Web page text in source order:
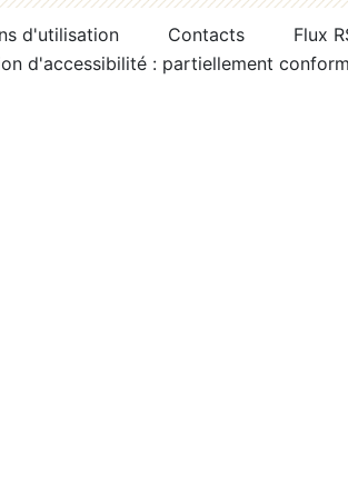
d'utilisation Contacts
Flux
d'accessibilité : partiellement